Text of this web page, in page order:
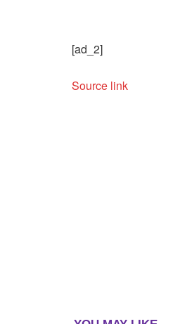
[ad_2]
Source link